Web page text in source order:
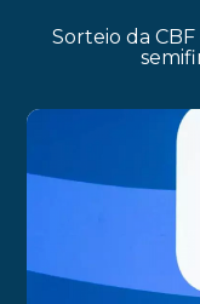
Sorteio da